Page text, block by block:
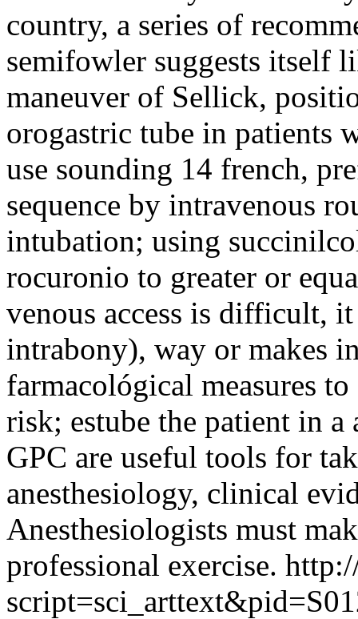
country, a series of
semifowler suggests itself
maneuver of Sellick,
orogastric tube in patients
use sounding 14 french,
sequence by intravenous
intubation; using
rocuronio to greater or
venous access is difficult,
intrabony), way or makes
farmacológical measures
risk; estube the patient in
GPC are useful tools for
anesthesiology, clinical
Anesthesiologists must
professional exercise.